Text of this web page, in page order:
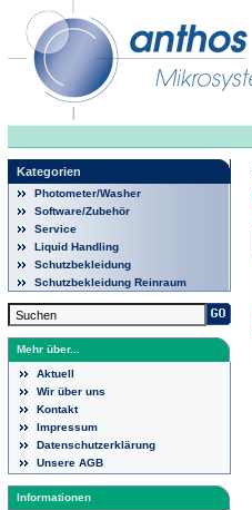
Kategorien
Photometer/Washer
Software/Zubehör
Service
Liquid Handling
Schutzbekleidung
Schutzbekleidung Reinraum
Mehr über...
Aktuell
Wir über uns
Kontakt
Impressum
Datenschutzerklärung
Unsere AGB
Informationen